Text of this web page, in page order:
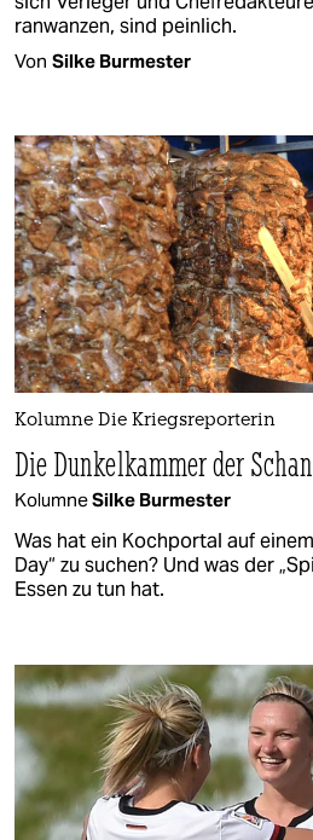
ranwanzen, sind peinlich.
Von Silke Burmester
Kolumne Die Kriegsreporterin
Die Dunkelkammer der
KolumneSilke Burmester
Was hat ein Kochportal auf
Day“ zu suchen? Und was der
Essen zu tun hat.